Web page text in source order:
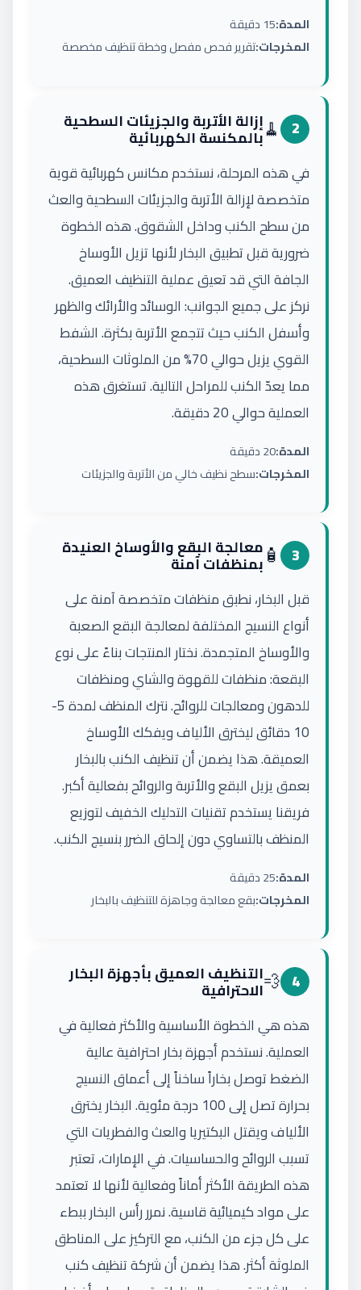
المدة:15 دقيقة
المخرجات:تقرير فحص مفصل وخطة تنظيف مخصصة
2
🧹إزالة الأتربة والجزيئات السطحية
بالمكنسة الكهربائية
في هذه المرحلة، نستخدم مكانس كهربائية قوية
متخصصة لإزالة الأتربة والجزيئات السطحية والعث
من سطح الكنب وداخل الشقوق. هذه الخطوة
ضرورية قبل تطبيق البخار لأنها تزيل الأوساخ
الجافة التي قد تعيق عملية التنظيف العميق.
نركز على جميع الجوانب: الوسائد والأرائك والظهر
وأسفل الكنب حيث تتجمع الأتربة بكثرة. الشفط
القوي يزيل حوالي 70% من الملوثات السطحية،
مما يعدّ الكنب للمراحل التالية. تستغرق هذه
العملية حوالي 20 دقيقة.
المدة:20 دقيقة
المخرجات:سطح نظيف خالي من الأتربة والجزيئات
3
🧴معالجة البقع والأوساخ العنيدة
بمنظفات آمنة
قبل البخار، نطبق منظفات متخصصة آمنة على
أنواع النسيج المختلفة لمعالجة البقع الصعبة
والأوساخ المتجمدة. نختار المنتجات بناءً على نوع
البقعة: منظفات للقهوة والشاي ومنظفات
للدهون ومعالجات للروائح. نترك المنظف لمدة 5-
10 دقائق ليخترق الألياف ويفكك الأوساخ
العميقة. هذا يضمن أن تنظيف الكنب بالبخار
بعمق يزيل البقع والأتربة والروائح بفعالية أكبر.
فريقنا يستخدم تقنيات التدليك الخفيف لتوزيع
المنظف بالتساوي دون إلحاق الضرر بنسيج الكنب.
المدة:25 دقيقة
المخرجات:بقع معالجة وجاهزة للتنظيف بالبخار
4
💨التنظيف العميق بأجهزة البخار
الاحترافية
هذه هي الخطوة الأساسية والأكثر فعالية في
العملية. نستخدم أجهزة بخار احترافية عالية
الضغط توصل بخاراً ساخناً إلى أعماق النسيج
بحرارة تصل إلى 100 درجة مئوية. البخار يخترق
الألياف ويقتل البكتيريا والعث والفطريات التي
تسبب الروائح والحساسيات. في الإمارات، تعتبر
هذه الطريقة الأكثر أماناً وفعالية لأنها لا تعتمد
على مواد كيميائية قاسية. نمرر رأس البخار ببطء
على كل جزء من الكنب، مع التركيز على المناطق
الملوثة أكثر. هذا يضمن أن شركة تنظيف كنب